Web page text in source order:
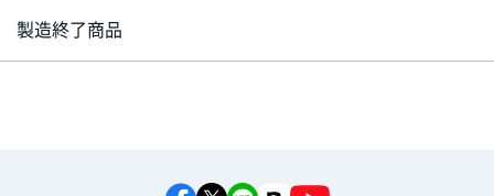
製造終了商品